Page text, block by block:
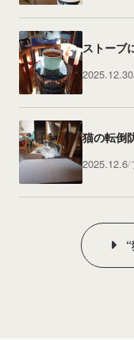
ストーブ
2025.12.30
猫の転倒
2025.12.6